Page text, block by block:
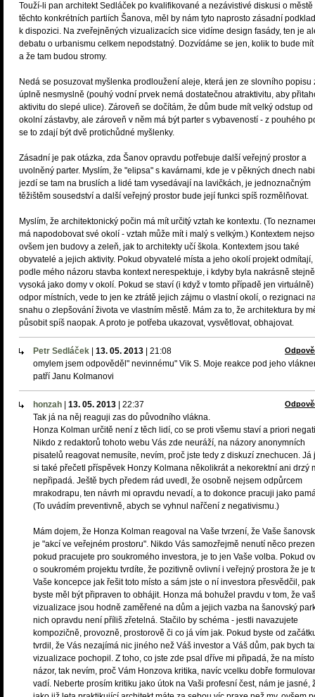
Touží-li pan architekt Sedláček po kvalifikované a nezávistivé diskusi o městě
těchto konkrétních partiích Šanova, měl by nám tyto naprosto zásadní
k dispozici. Na zveřejněných vizualizacích sice vidíme design fasády, ten je
debatu o urbanismu celkem nepodstatný. Dozvídáme se jen, kolik to bude
a že tam budou stromy.
Nedá se posuzovat myšlenka prodloužení aleje, která jen ze slovního popisu
úplně nesmyslně (pouhý vodní prvek nemá dostatečnou atraktivitu, aby
aktivitu do slepé ulice). Zároveň se dočítám, že dům bude mít velký odstup od
okolní zástavby, ale zároveň v něm má být parter s vybaveností - z pouhého
se to zdají být dvě protichůdné myšlenky.
Zásadní je pak otázka, zda Šanov opravdu potřebuje další veřejný prostor a
uvolněný parter. Myslím, že "elipsa" s kavárnami, kde je v pěkných dnech
jezdí se tam na bruslích a lidé tam vysedávají na lavičkách, je jednoznačným
těžištěm sousedství a další veřejný prostor bude její funkci spíš rozmělňovat.
Myslím, že architektonický počin má mít určitý vztah ke kontextu. (To
má napodobovat své okolí - vztah může mít i malý s velkým.) Kontextem
ovšem jen budovy a zeleň, jak to architekty učí škola. Kontextem jsou také
obyvatelé a jejich aktivity. Pokud obyvatelé místa a jeho okolí projekt odmítají,
podle mého názoru stavba kontext nerespektuje, i kdyby byla nakrásně stejně
vysoká jako domy v okolí. Pokud se staví (i když v tomto případě jen
odpor místních, vede to jen ke ztrátě jejich zájmu o vlastní okolí, o rezignaci
snahu o zlepšování života ve vlastním městě. Mám za to, že architektura by
působit spíš naopak. A proto je potřeba ukazovat, vysvětlovat, obhajovat.
Petr Sedláček 13. 05. 2013 21:08
omylem jsem odpověděl" nevinnému" Vik S. Moje reakce pod jeho
patří Janu Kolmanovi
honzah 13. 05. 2013 22:37
Tak já na něj reaguji zas do původního vlákna.
Honza Kolman určitě není z těch lidí, co se proti všemu staví a priori
Nikdo z redaktorů tohoto webu Vás zde neuráží, na názory anonymních
pisatelů reagovat nemusíte, nevím, proč jste tedy z diskuzí znechucen. Já
si také přečetl příspěvek Honzy Kolmana několikrát a nekorektní ani drzý
nepřipadá. Ještě bych předem rád uvedl, že osobně nejsem odpůrcem
mrakodrapu, ten návrh mi opravdu nevadí, a to dokonce pracuji jako
(To uvádím preventivně, abych se vyhnul nařčení z negativismu.)
Mám dojem, že Honza Kolman reagoval na Vaše tvrzení, že Vaše
je "akcí ve veřejném prostoru". Nikdo Vás samozřejmě nenutí něco
pokud pracujete pro soukromého investora, je to jen Vaše volba. Pokud
o soukromém projektu tvrdíte, že pozitivně ovlivní i veřejný prostora že je
Vaše koncepce jak řešit toto místo a sám jste o ní investora přesvědčil, pak
byste měl být připraven to obhájit. Honza má bohužel pravdu v tom, že
vizualizace jsou hodně zaměřené na dům a jejich vazba na šanovský
nich opravdu není příliš zřetelná. Stačilo by schéma - jestli navazujete
kompozičně, provozně, prostorově či co já vím jak. Pokud byste od
tvrdil, že Vás nezajímá nic jiného než Váš investor a Váš dům, pak bych
vizualizace pochopil. Z toho, co jste zde psal dříve mi připadá, že na
názor, tak nevím, proč Vám Honzova kritika, navíc vcelku dobře
vadí. Neberte prosím kritiku jako útok na Vaši profesní čest, nám je jasné,